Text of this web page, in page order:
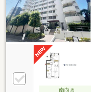
月リフォーム実
粧台・トイレ・
(張)替等
南向き